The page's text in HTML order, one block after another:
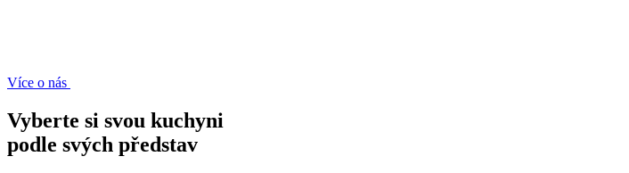
Více o nás
Vyberte si svou kuchyni
podle svých představ